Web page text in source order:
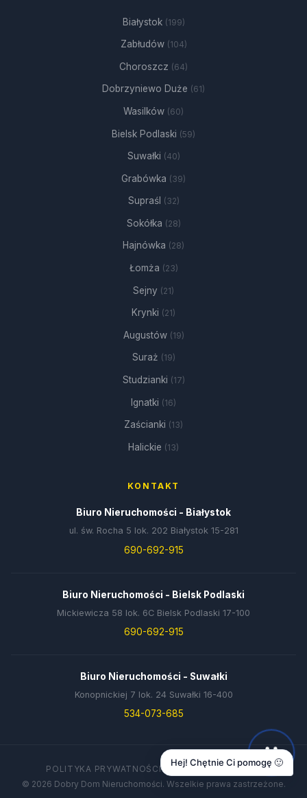
Białystok (199)
Zabłudów (104)
Choroszcz (64)
Dobrzyniewo Duże (61)
Wasilków (60)
Bielsk Podlaski (59)
Suwałki (40)
Grabówka (39)
Supraśl (32)
Sokółka (28)
Hajnówka (28)
Łomża (23)
Sejny (21)
Krynki (21)
Augustów (19)
Suraż (19)
Studzianki (17)
Ignatki (16)
Zaścianki (13)
Halickie (13)
KONTAKT
Biuro Nieruchomości - Białystok
ul. św. Rocha 5 lok. 202 Białystok 15-281
690-692-915
Biuro Nieruchomości - Bielsk Podlaski
Mickiewicza 58 lok. 6C Bielsk Podlaski 17-100
690-692-915
Biuro Nieruchomości - Suwałki
Konopnickiej 7 lok. 24 Suwałki 16-400
534-073-685
POLITYKA PRYWATNOŚCIDANE FIRMYKONTAKT
© 2026 Dobry Dom Nieruchomości. Wszelkie prawa zastrzeżone.
Hej! Chętnie Ci pomogę 🙂